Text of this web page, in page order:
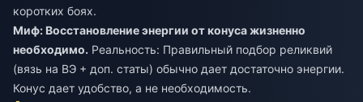
коротких боях.
Миф: Восстановление энергии от конуса жизненно
необходимо. Реальность: Правильный подбор реликвий
(вязь на ВЭ + доп. статы) обычно дает достаточно энергии.
Конус дает удобство, а не необходимость.